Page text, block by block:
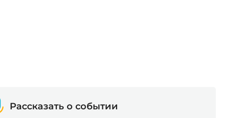
Рассказать о событии